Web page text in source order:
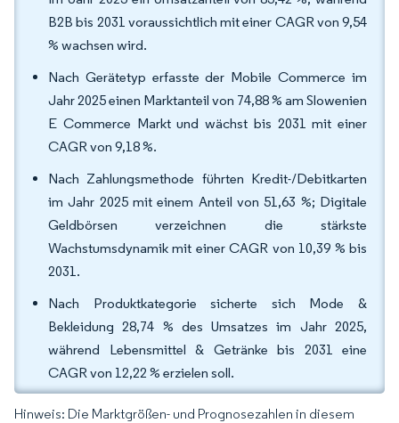
B2B bis 2031 voraussichtlich mit einer CAGR von 9,54
% wachsen wird.
Nach Gerätetyp erfasste der Mobile Commerce im
Jahr 2025 einen Marktanteil von 74,88 % am Slowenien
E Commerce Markt und wächst bis 2031 mit einer
CAGR von 9,18 %.
Nach Zahlungsmethode führten Kredit-/Debitkarten
im Jahr 2025 mit einem Anteil von 51,63 %; Digitale
Geldbörsen verzeichnen die stärkste
Wachstumsdynamik mit einer CAGR von 10,39 % bis
2031.
Nach Produktkategorie sicherte sich Mode &
Bekleidung 28,74 % des Umsatzes im Jahr 2025,
während Lebensmittel & Getränke bis 2031 eine
CAGR von 12,22 % erzielen soll.
Hinweis: Die Marktgrößen- und Prognosezahlen in diesem